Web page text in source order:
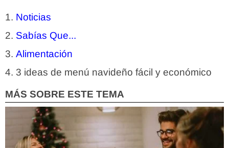
Noticias
Sabías Que...
Alimentación
3 ideas de menú navideño fácil y económico
MÁS SOBRE ESTE TEMA